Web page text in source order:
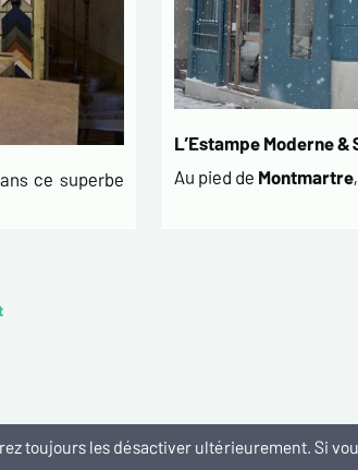
ce superbe
L’Estampe Moderne
Au pied de Montmartre
toujours les désactiver ultérieurement. Si